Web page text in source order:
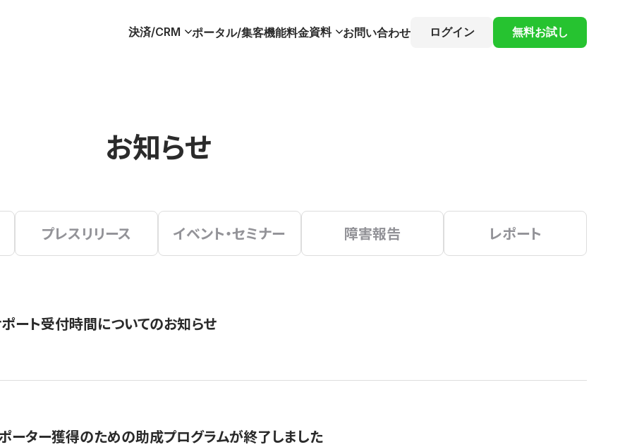
決済/CRM ポータル/集客機能料金資料 お問い合わせ ログイン 無料お試し
お知らせ
プレスリリース イベント・セミナー 障害報告 レポート
ート受付時間についてのお知らせ
ーター獲得のための助成プログラムが終了しました